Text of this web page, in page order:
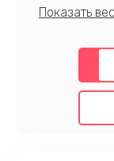
также